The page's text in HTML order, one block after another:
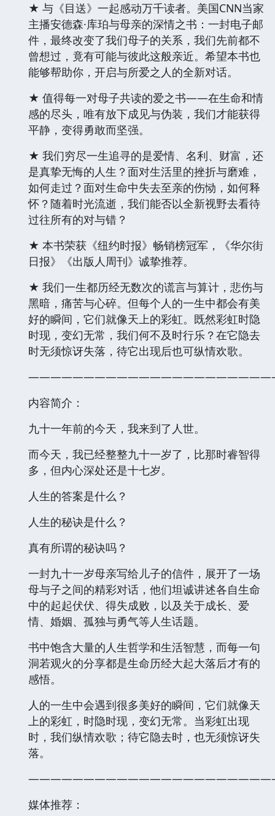
★ 与《目送》一起感动万千读者。美国CNN当家
主播安德森·库珀与母亲的深情之书：一封电子邮
件，最终改变了我们母子的关系，我们先前都不
曾想过，竟有可能与彼此这般亲近。希望本书也
能够帮助你，开启与所爱之人的全新对话。
★ 值得每一对母子共读的爱之书——在生命和情
感的尽头，唯有放下成见与伪装，我们才能获得
平静，变得勇敢而坚强。
★ 我们穷尽一生追寻的是爱情、名利、财富，还
是真挚无悔的人生？面对生活里的挫折与磨难，
如何走过？面对生命中失去至亲的伤恸，如何释
怀？随着时光流逝，我们能否以全新视野去看待
过往所有的对与错？
★ 本书荣获《纽约时报》畅销榜冠军，《华尔街
日报》《出版人周刊》诚挚推荐。
★ 我们一生都历经无数次的谎言与算计，悲伤与
黑暗，痛苦与心碎。但每个人的一生中都会有美
好的瞬间，它们就像天上的彩虹。既然彩虹时隐
时现，变幻无常，我们何不及时行乐？在它隐去
时无须惊讶失落，待它出现后也可纵情欢歌。
内容简介：
九十一年前的今天，我来到了人世。
而今天，我已经整整九十一岁了，比那时睿智得
多，但内心深处还是十七岁。
人生的答案是什么？
人生的秘诀是什么？
真有所谓的秘诀吗？
一封九十一岁母亲写给儿子的信件，展开了一场
母与子之间的精彩对话，他们坦诚讲述各自生命
中的起起伏伏、得失成败，以及关于成长、爱
情、婚姻、孤独与勇气等人生话题。
书中饱含大量的人生哲学和生活智慧，而每一句
洞若观火的分享都是生命历经大起大落后才有的
感悟。
人的一生中会遇到很多美好的瞬间，它们就像天
上的彩虹，时隐时现，变幻无常。当彩虹出现
时，我们纵情欢歌；待它隐去时，也无须惊讶失
落。
媒体推荐：